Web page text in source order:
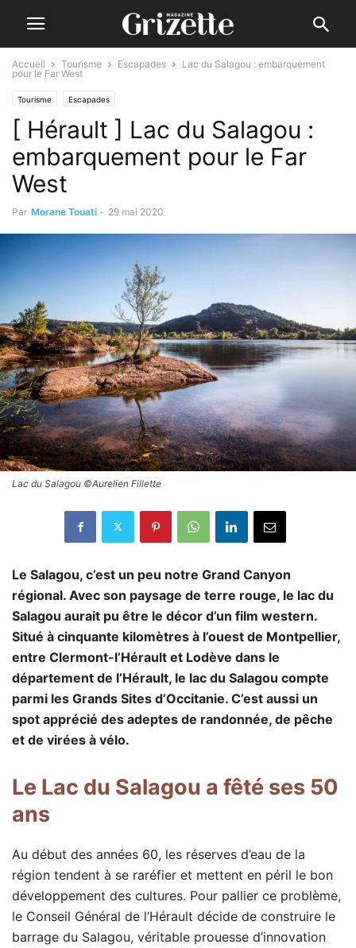
Accueil Tourisme Escapades
Lac du Salagou : embarquement
pour le Far West
Tourisme Escapades
[ Hérault ] Lac du Salagou :
embarquement pour le Far
West
Par Morane Touati - 29 mai 2020
Lac du Salagou ©Aurelien Fillette
Le Salagou, c’est un peu notre Grand Canyon
régional. Avec son paysage de terre rouge, le lac du
Salagou aurait pu être le décor d’un film western.
Situé à cinquante kilomètres à l’ouest de Montpellier,
entre Clermont-l’Hérault et Lodève dans le
département de l’Hérault, le lac du Salagou compte
parmi les Grands Sites d’Occitanie. C’est aussi un
spot apprécié des adeptes de randonnée, de pêche
et de virées à vélo.
Le Lac du Salagou a fêté ses 50
ans
Au début des années 60, les réserves d’eau de la
région tendent à se raréfier et mettent en péril le bon
développement des cultures. Pour pallier ce problème,
le Conseil Général de l’Hérault décide de construire le
barrage du Salagou, véritable prouesse d’innovation